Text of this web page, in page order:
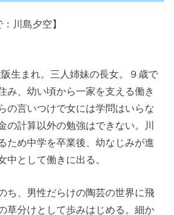
川島夕空】
生まれ。三人姉妹の長女。９歳で
み、幼い頃から一家を支える働き
の言いつけで女には学問はいらな
の計算以外の勉強はできない。川
ため中学を卒業後、幼なじみが進
中として働きに出る。
ち、男性だらけの陶芸の世界に飛
草分けとして歩みはじめる。細か